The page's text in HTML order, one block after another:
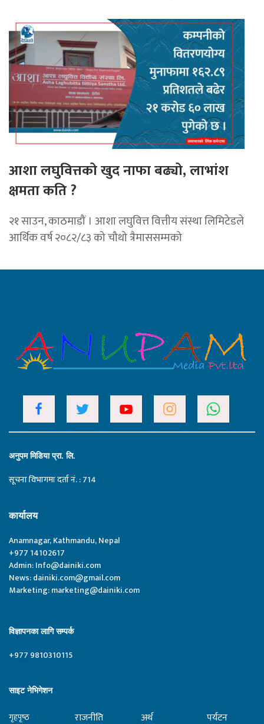
आशा लघुवित्तको खुद नाफा बढ्यो, लाभांश
क्षमता कति ?
२१ साउन, काठमाडौं । आशा लघुवित्त वित्तीय संस्था लिमिटेडले
आर्थिक वर्ष २०८२/८३ को चौथो त्रैमाससम्मको
अनुपम मिडिया प्रा. लि.
सूचना विभागमा दर्ता नं. : 714
कार्यालय
Anamnagar, Kathmandu, Nepal
+977 14102617
Admin:Info@dainiki.com
News:dainiki.com@gmail.com
Marketing:marketing@dainiki.com
विज्ञापनका लागि सम्पर्क
+977 9810310115
साइट नेभिगेशन
गृहपृष्‍ठ राजनीति अर्थ पर्यटन